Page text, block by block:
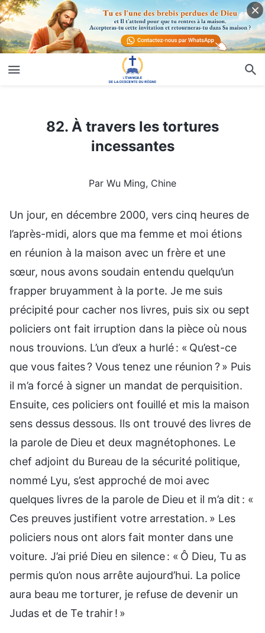
82. À travers les tortures incessantes
82. À travers les tortures
incessantes
Par Wu Ming, Chine
Un jour, en décembre 2000, vers cinq heures de
l’après-midi, alors que ma femme et moi étions
en réunion à la maison avec un frère et une
sœur, nous avons soudain entendu quelqu’un
frapper bruyamment à la porte. Je me suis
précipité pour cacher nos livres, puis six ou sept
policiers ont fait irruption dans la pièce où nous
nous trouvions. L’un d’eux a hurlé : « Qu’est-ce
que vous faites ? Vous tenez une réunion ? » Puis
il m’a forcé à signer un mandat de perquisition.
Ensuite, ces policiers ont fouillé et mis la maison
sens dessus dessous. Ils ont trouvé des livres de
la parole de Dieu et deux magnétophones. Le
chef adjoint du Bureau de la sécurité politique,
nommé Lyu, s’est approché de moi avec
quelques livres de la parole de Dieu et il m’a dit : «
Ces preuves justifient votre arrestation. » Les
policiers nous ont alors fait monter dans une
voiture. J’ai prié Dieu en silence : « Ô Dieu, Tu as
permis qu’on nous arrête aujourd’hui. La police
aura beau me torturer, je refuse de devenir un
Judas et de Te trahir ! »